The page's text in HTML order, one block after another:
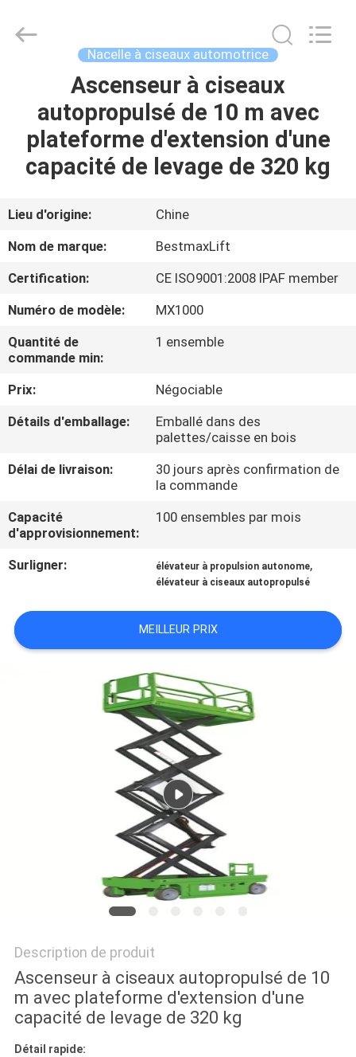
MAISON
À
PROPOS
NOUS
DE
L'USINE
CONTRÔLE
DE
LA
QUALITÉ
NOUS
CONTACTER
NOUVELLES
POLITIQUE
DE
CONFIDENTIALITÉ
MACHINERY
Nacelle à ciseaux automotrice
Ascenseur à ciseaux
autopropulsé de 10 m avec
plateforme d'extension d'une
capacité de levage de 320 kg
Lieu d'origine:
Chine
Nom de marque:
BestmaxLift
Certification:
CE ISO9001:2008 IPAF member
Numéro de modèle:
MX1000
Quantité de
commande min:
1 ensemble
Prix:
Négociable
Détails d'emballage:
Emballé dans des
palettes/caisse en bois
Délai de livraison:
30 jours après confirmation de
la commande
Capacité
d'approvisionnement:
100 ensembles par mois
Surligner: élévateur à propulsion autonome,
élévateur à ciseaux autopropulsé
MEILLEUR PRIX
Description de produit
Ascenseur à ciseaux autopropulsé de 10
m avec plateforme d'extension d'une
capacité de levage de 320 kg
Détail rapide: